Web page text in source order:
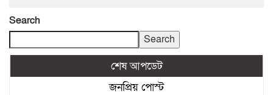
Search
Search
শেষ আপডেট
জনপ্রিয় পোস্ট